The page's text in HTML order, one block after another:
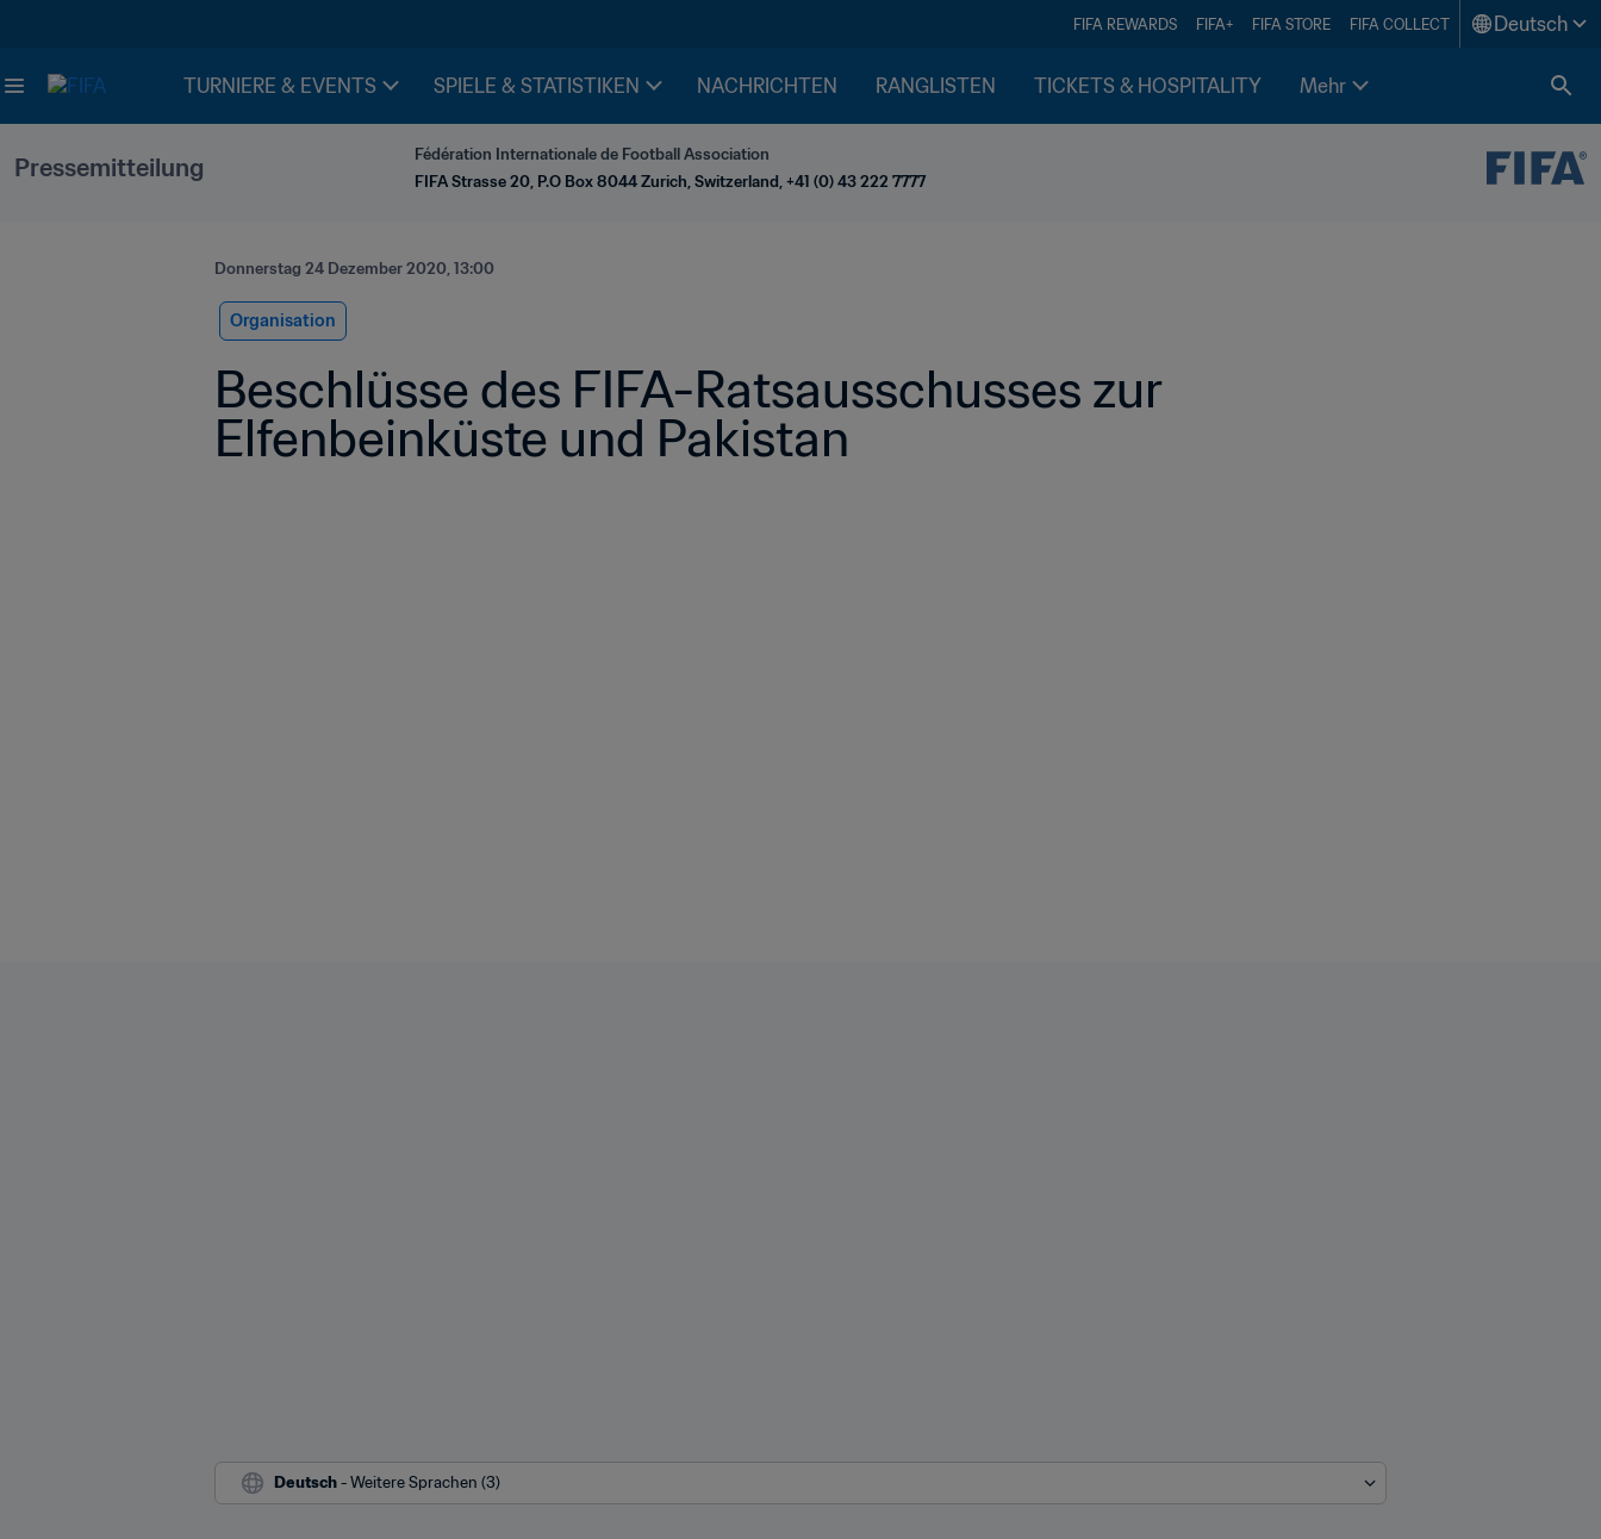
FIFA REWARDS FIFA+ FIFA STORE FIFA COLLECT Deutsch
TURNIERE & EVENTS SPIELE & STATISTIKEN NACHRICHTEN RANGLISTEN TICKETS & HOSPITALITY Mehr
Pressemitteilung
Fédération Internationale de Football Association
FIFA Strasse 20, P.O Box 8044 Zurich, Switzerland, +41 (0) 43 222 7777
Donnerstag 24 Dezember 2020, 13:00
Organisation
Beschlüsse des FIFA-Ratsausschusses zur
Elfenbeinküste und Pakistan
Deutsch - Weitere Sprachen (3)